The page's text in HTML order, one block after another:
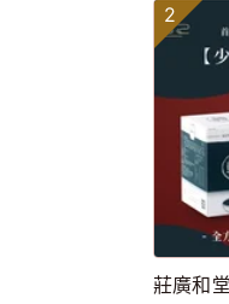
2
莊廣和